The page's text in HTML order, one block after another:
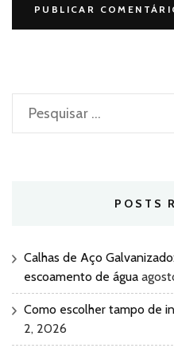
Pesquisar
por:
POSTS
Calhas de Aço
escoamento de água
Como escolher tampo de
2, 2026